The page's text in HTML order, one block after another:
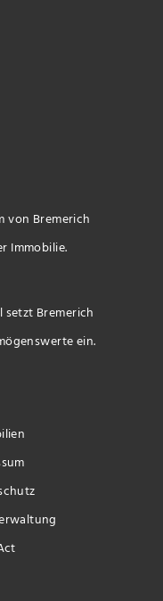
von Bremerich
Immobilie.
Bremerich
ein.